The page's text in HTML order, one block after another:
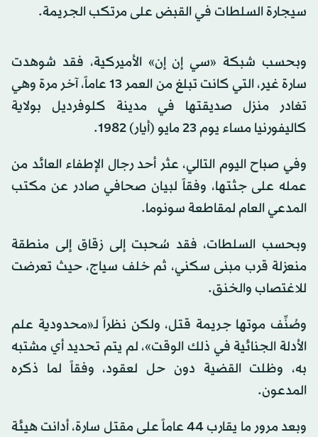
سيجارة السلطات في القبض على مرتكب الجريمة.
وبحسب شبكة «سي إن إن» الأميركية، فقد شوهدت
سارة غير، التي كانت تبلغ من العمر 13 عاماً، آخر مرة وهي
تغادر منزل صديقتها في مدينة كلوفرديل بولاية
كاليفورنيا مساء يوم 23 مايو (أيار) 1982.
وفي صباح اليوم التالي، عثر أحد رجال الإطفاء العائد من
عمله على جثتها، وفقاً لبيان صحافي صادر عن مكتب
المدعي العام لمقاطعة سونوما.
وبحسب السلطات، فقد سُحبت إلى زقاق إلى منطقة
منعزلة قرب مبنى سكني، ثم خلف سياج، حيث تعرضت
للاغتصاب والخنق.
وصُنِّف موتها جريمة قتل، ولكن نظراً لـ«محدودية علم
الأدلة الجنائية في ذلك الوقت»، لم يتم تحديد أي مشتبه
به، وظلت القضية دون حل لعقود، وفقاً لما ذكره
المدعون.
وبعد مرور ما يقارب 44 عاماً على مقتل سارة، أدانت هيئة